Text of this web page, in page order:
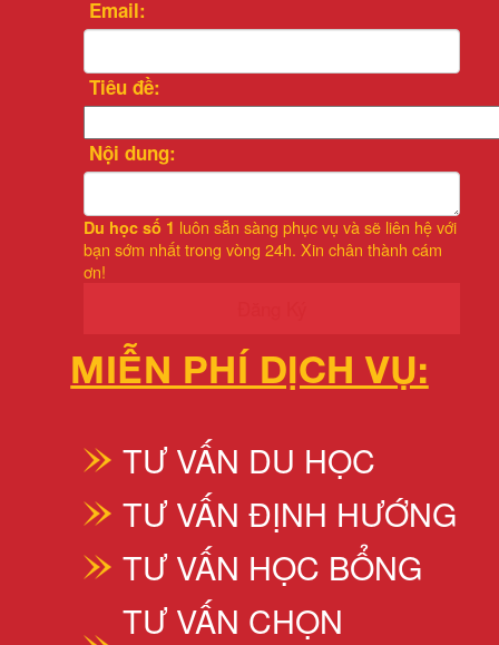
Email:
Tiêu đề:
Nội dung:
Du học số 1 luôn sẵn sàng phục vụ và sẽ liên hệ với
bạn sớm nhất trong vòng 24h. Xin chân thành cám
ơn!
MIỄN PHÍ DỊCH VỤ:
TƯ VẤN DU HỌC
TƯ VẤN ĐỊNH HƯỚNG
TƯ VẤN HỌC BỔNG
TƯ VẤN CHỌN